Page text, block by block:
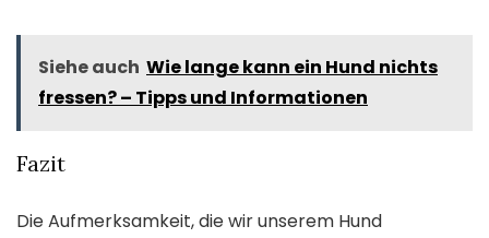
Siehe auch Wie lange kann ein Hund nichts
fressen? – Tipps und Informationen
Fazit
Die Aufmerksamkeit, die wir unserem Hund